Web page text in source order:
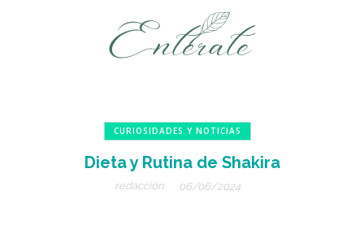
CURIOSIDADES Y NOTICIAS
Dieta y Rutina de Shakira
redacción 06/06/2024